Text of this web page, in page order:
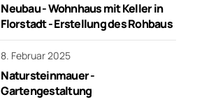
Neubau - Wohnhaus mit Keller in
Florstadt - Erstellung des Rohbaus
8. Februar 2025
Natursteinmauer -
Gartengestaltung